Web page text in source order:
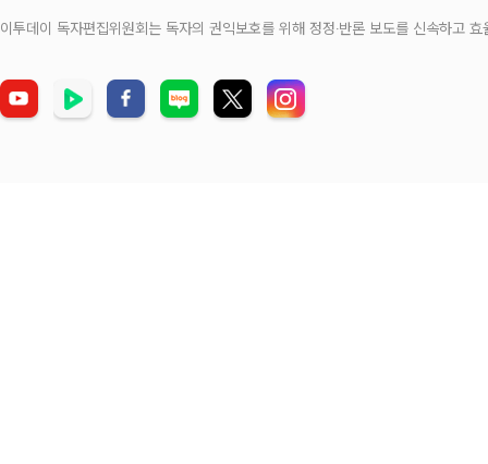
이투데이 독자편집위원회는 독자의 권익보호를 위해 정정‧반론 보도를 신속하고